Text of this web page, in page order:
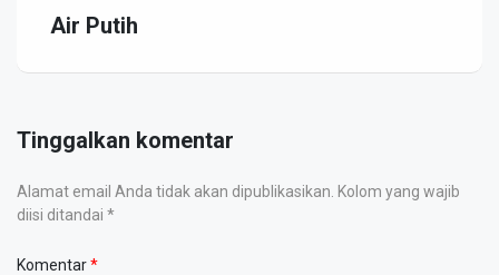
Air Putih
Tinggalkan komentar
Alamat email Anda tidak akan dipublikasikan. Kolom yang wajib
diisi ditandai *
Komentar